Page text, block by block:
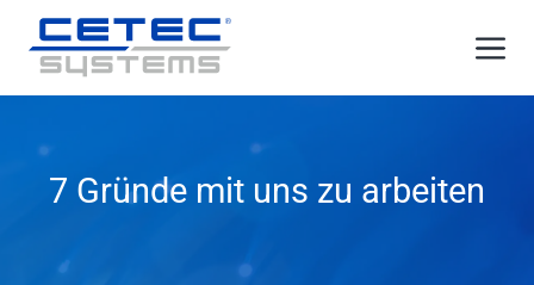
Inhalt
springen
7 Gründe mit uns zu arbeiten